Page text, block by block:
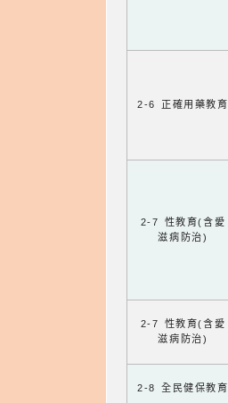
2-6 正確用藥教育
2-7 性教育(含愛
滋病防治)
2-7 性教育(含愛
滋病防治)
2-8 全民健保教育